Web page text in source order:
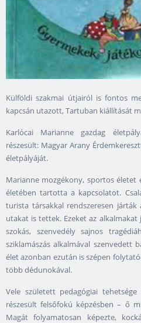
Külföldi szakmai útjairól is fontos
kapcsán utazott, Tartuban kiállítását
Karlócai Marianne gazdag
részesült: Magyar Arany
életpályáját.
Marianne mozgékony, sportos életet
életében tartotta a kapcsolatot.
turista társakkal rendszeresen
utakat is tettek. Ezeket az alkalmakat
szokás, szenvedély sajnos
sziklamászás alkalmával szenvedett
élet azonban ezután is szépen
több dédunokával.
Vele született pedagógiai
részesült felsőfokú képzésben – ő
Magát folyamatosan képezte,